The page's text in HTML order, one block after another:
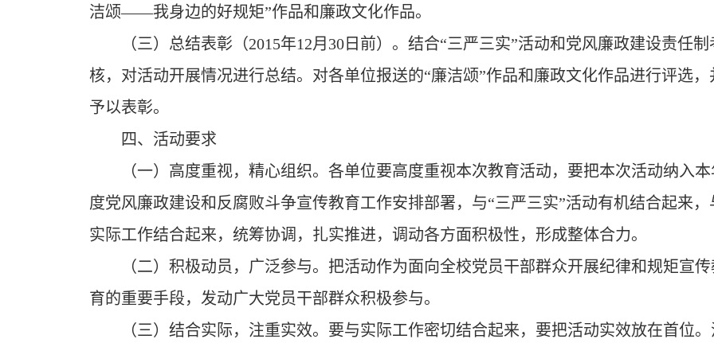
洁颂——我身边的好规矩”作品和廉政文化作品。
（三）总结表彰（2015年12月30日前）。结合“三严三实”活动和党风廉政建设责任制
核，对活动开展情况进行总结。对各单位报送的“廉洁颂”作品和廉政文化作品进行评选，
予以表彰。
四、活动要求
（一）高度重视，精心组织。各单位要高度重视本次教育活动，要把本次活动纳入本
度党风廉政建设和反腐败斗争宣传教育工作安排部署，与“三严三实”活动有机结合起来，
实际工作结合起来，统筹协调，扎实推进，调动各方面积极性，形成整体合力。
（二）积极动员，广泛参与。把活动作为面向全校党员干部群众开展纪律和规矩宣
育的重要手段，发动广大党员干部群众积极参与。
（三）结合实际，注重实效。要与实际工作密切结合起来，要把活动实效放在首位